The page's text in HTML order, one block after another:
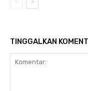
TINGGALKAN